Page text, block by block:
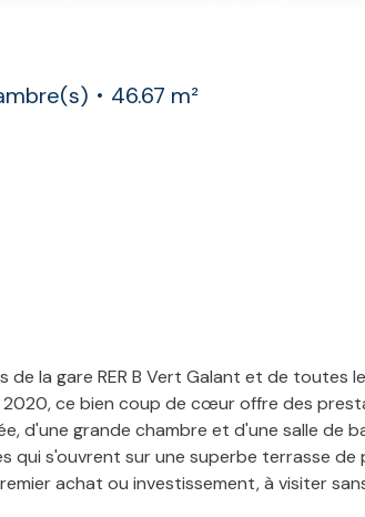
46.67 m²
de la gare RER B Vert Galant et de
ce bien coup de cœur offre des
d'une grande chambre et d'une salle de
qui s'ouvrent sur une superbe terrasse de
achat ou investissement, à visiter